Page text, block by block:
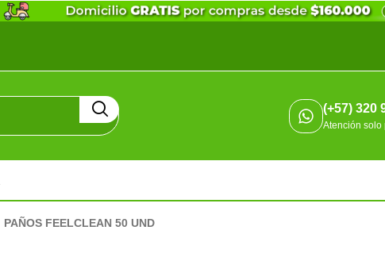
(+57) 320
Atención solo
PAÑOS FEELCLEAN 50 UND